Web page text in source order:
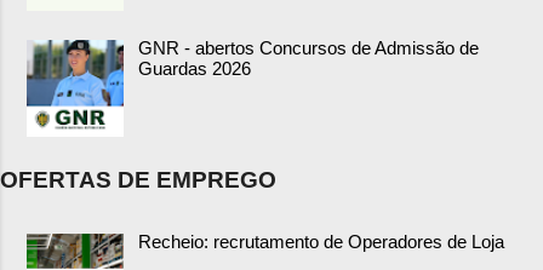
GNR - abertos Concursos de Admissão de
Guardas 2026
OFERTAS DE EMPREGO
Recheio: recrutamento de Operadores de Loja